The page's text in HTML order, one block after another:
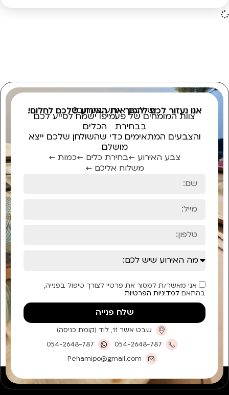
יש לכם אירוע בקרוב?
אנו נעזור לכם להפוך את האירוע שלכם לחלום!
צוות המומחים של פעמיפו ישמח לסייע לכם
בבחירת הכלים
והצבעים המתאימים כדי שהשולחן שלכם ייצא
מושלם
צבע האירוע ←בחירת כלים ←כמות ←
משלוח אליכם ←
אני מאשר/ת למסור את פרטיי לצורך טיפול בפנייה,
בהתאם למדיניות הפרטיות
שלח פנייה
שבט אשר 11, לוד (קומת כניסה)
054-2648-787
054-2648-787
Pehamipo@gmail.com